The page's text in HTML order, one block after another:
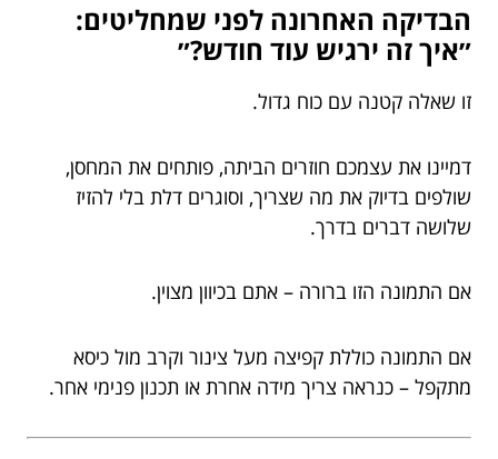
הבדיקה האחרונה לפני שמחליטים:
״איך זה ירגיש עוד חודש?״
זו שאלה קטנה עם כוח גדול.
דמיינו את עצמכם חוזרים הביתה, פותחים את המחסן,
שולפים בדיוק את מה שצריך, וסוגרים דלת בלי להזיז
שלושה דברים בדרך.
אם התמונה הזו ברורה – אתם בכיוון מצוין.
אם התמונה כוללת קפיצה מעל צינור וקרב מול כיסא
מתקפל – כנראה צריך מידה אחרת או תכנון פנימי אחר.